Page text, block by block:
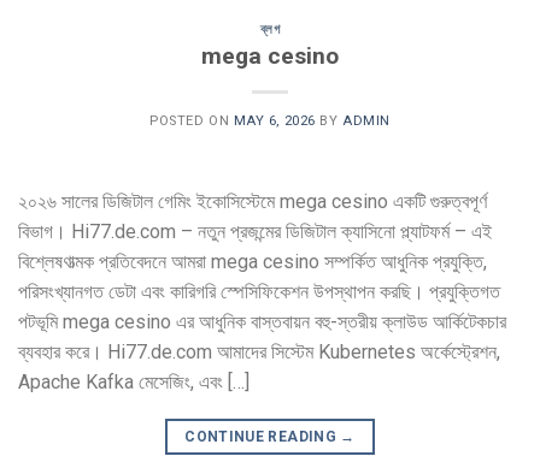
ব্লগ
mega cesino
POSTED ON MAY 6, 2026 BYADMIN
২০২৬ সালের ডিজিটাল গেমিং ইকোসিস্টেমে mega cesino একটি গুরুত্বপূর্ণ
বিভাগ। Hi77.de.com – নতুন প্রজন্মের ডিজিটাল ক্যাসিনো প্ল্যাটফর্ম – এই
বিশ্লেষণাত্মক প্রতিবেদনে আমরা mega cesino সম্পর্কিত আধুনিক প্রযুক্তি,
পরিসংখ্যানগত ডেটা এবং কারিগরি স্পেসিফিকেশন উপস্থাপন করছি। প্রযুক্তিগত
পটভূমি mega cesino এর আধুনিক বাস্তবায়ন বহু-স্তরীয় ক্লাউড আর্কিটেকচার
ব্যবহার করে। Hi77.de.com আমাদের সিস্টেম Kubernetes অর্কেস্ট্রেশন,
Apache Kafka মেসেজিং, এবং […]
CONTINUE READING →